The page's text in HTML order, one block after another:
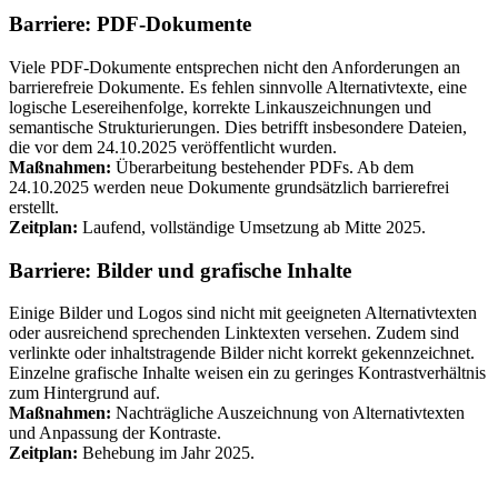
Barriere: PDF-Dokumente
Viele PDF-Dokumente entsprechen nicht den Anforderungen an
barrierefreie Dokumente. Es fehlen sinnvolle Alternativtexte, eine
logische Lesereihenfolge, korrekte Linkauszeichnungen und
semantische Strukturierungen. Dies betrifft insbesondere Dateien,
die vor dem 24.10.2025 veröffentlicht wurden.
Maßnahmen: Überarbeitung bestehender PDFs. Ab dem
24.10.2025 werden neue Dokumente grundsätzlich barrierefrei
erstellt.
Zeitplan: Laufend, vollständige Umsetzung ab Mitte 2025.
Barriere: Bilder und grafische Inhalte
Einige Bilder und Logos sind nicht mit geeigneten Alternativtexten
oder ausreichend sprechenden Linktexten versehen. Zudem sind
verlinkte oder inhaltstragende Bilder nicht korrekt gekennzeichnet.
Einzelne grafische Inhalte weisen ein zu geringes Kontrastverhältnis
zum Hintergrund auf.
Maßnahmen: Nachträgliche Auszeichnung von Alternativtexten
und Anpassung der Kontraste.
Zeitplan: Behebung im Jahr 2025.